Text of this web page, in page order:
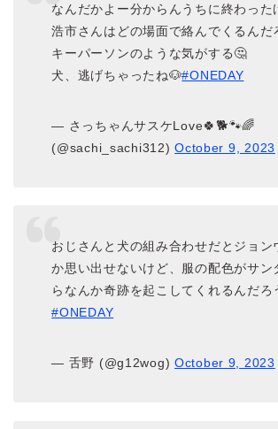
なんだかよー分からんうちに終わった
浩市さんはどの場面で絡んでくるんだ
キーパーソンのような気がする🤔
犬、逃げちゃったね🐶#ONEDAY
— さっちゃんサスケLove🍀🐕️🐾🌈
(@sachi_sachi312)October 9, 2023
おじさんと犬の組み合わせだとジョン
か思い出せないけど、服の配色がサン
らなんか奇跡を起こしてくれるんだろ
#ONEDAY
— 舌野 (@g12wog) October 9, 2023